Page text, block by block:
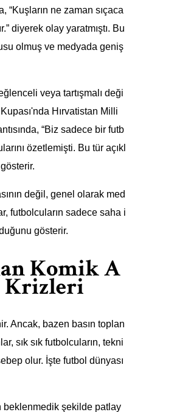
“Kuşların ne zaman sıçaca
diyerek olay yaratmıştı. Bu
olmuş ve medyada geniş
veya tartışmalı deği
Hırvatistan Milli
“Biz sadece bir futb
özetlemişti. Bu tür açıkl
değil, genel olarak med
futbolcuların sadece saha i
gösterir.
Komik A
Krizleri
Ancak, bazen basın toplan
sık sık futbolcuların, tekni
olur. İşte futbol dünyası
beklenmedik şekilde patlay